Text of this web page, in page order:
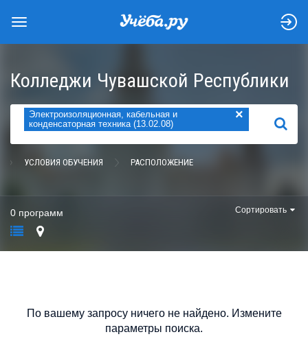
Колледжи Чувашской Республики
Электроизоляционная, кабельная и
конденсаторная техника (13.02.08)
×
НАЙТИ
УСЛОВИЯ ОБУЧЕНИЯ РАСПОЛОЖЕНИЕ
0 программ Сортировать
По вашему запросу ничего не найдено. Измените
параметры поиска.